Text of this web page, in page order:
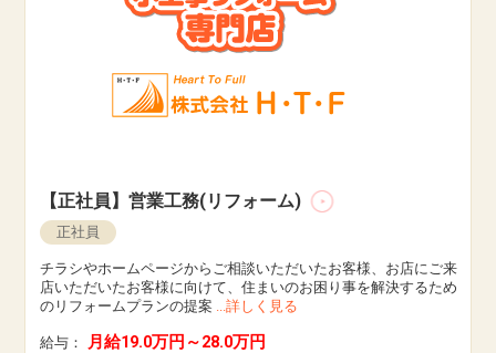
【正社員】営業工務(リフォーム)
正社員
チラシやホームページからご相談いただいたお客様、お店にご来
店いただいたお客様に向けて、住まいのお困り事を解決するため
のリフォームプランの提案
...詳しく見る
給与： 月給19.0万円～28.0万円